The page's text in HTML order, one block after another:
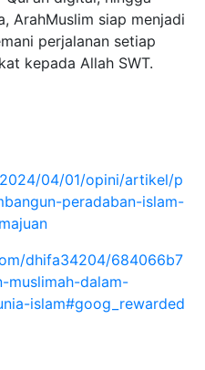
ArahMuslim siap menjadi
perjalanan setiap
kepada Allah SWT.
04/01/opini/artikel/p
peradaban-islam-
dhifa34204/684066b7
dalam-
islam#goog_rewarded